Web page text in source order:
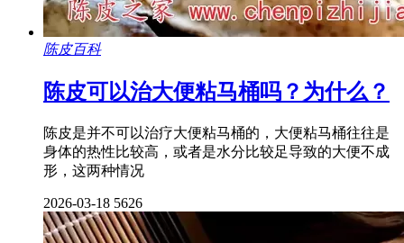
陈皮百科
陈皮可以治大便粘马桶吗？为什么？
陈皮是并不可以治疗大便粘马桶的，大便粘马桶往往是
身体的热性比较高，或者是水分比较足导致的大便不成
形，这两种情况
2026-03-18 5626